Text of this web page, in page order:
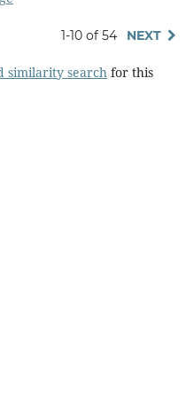
1-10 of 54 NEXT
similarity search for this